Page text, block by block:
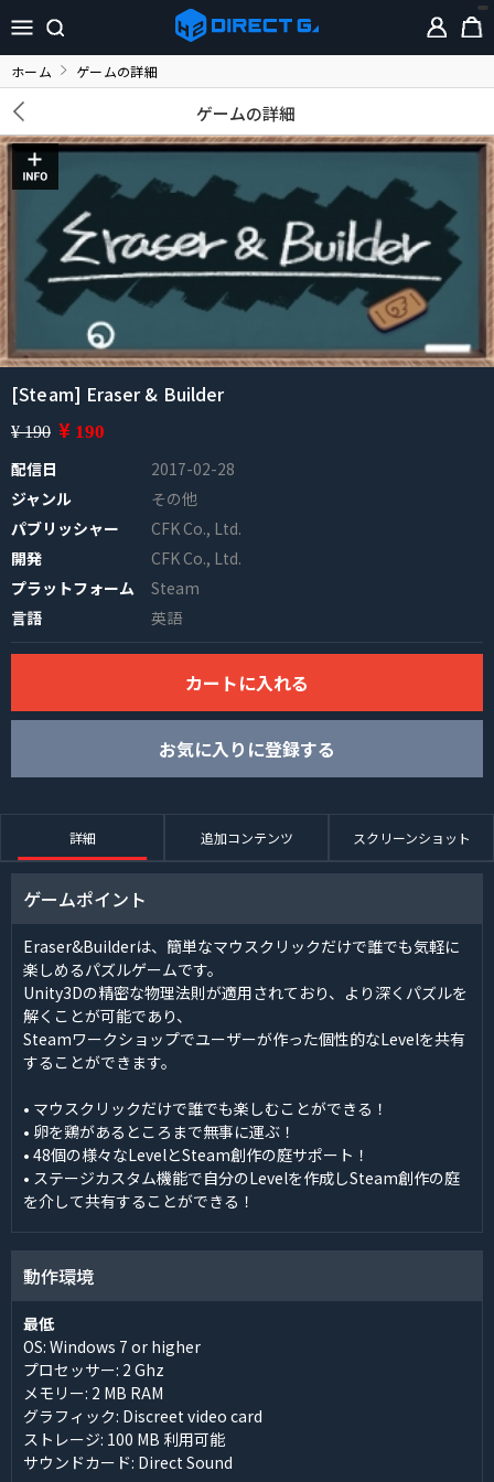
ホーム ゲームの詳細
ゲームの詳細
[Steam] Eraser & Builder
¥ 190 ¥ 190
配信日
2017-02-28
ジャンル
その他
パブリッシャー
CFK Co., Ltd.
開発
CFK Co., Ltd.
プラットフォーム
Steam
言語
英語
カートに入れる
お気に入りに登録する
詳細 追加コンテンツ スクリーンショット
ゲームポイント
Eraser&Builderは、簡単なマウスクリックだけで誰でも気軽に
楽しめるパズルゲームです。
Unity3Dの精密な物理法則が適用されており、より深くパズルを
解くことが可能であり、
Steamワークショップでユーザーが作った個性的なLevelを共有
することができます。
• マウスクリックだけで誰でも楽しむことができる！
• 卵を鶏があるところまで無事に運ぶ！
• 48個の様々なLevelとSteam創作の庭サポート！
• ステージカスタム機能で自分のLevelを作成しSteam創作の庭
を介して共有することができる！
動作環境
最低
OS: Windows 7 or higher
プロセッサー: 2 Ghz
メモリー: 2 MB RAM
グラフィック: Discreet video card
ストレージ: 100 MB 利用可能
サウンドカード: Direct Sound